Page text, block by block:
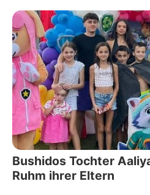
Bushidos Tochter
Ruhm ihrer Eltern